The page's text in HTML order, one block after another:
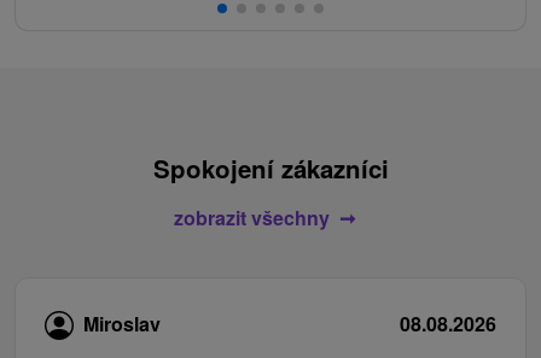
Spokojení zákazníci
zobrazit všechny
Miroslav
08.08.2026